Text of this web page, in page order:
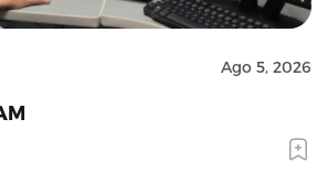
Ago 5, 2026